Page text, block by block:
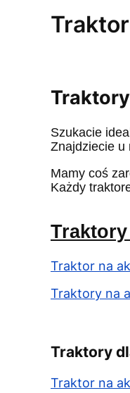
Szukacie
Znajdziecie u
Mamy coś
Każdy
Traktor na
Traktory na
Traktory
Traktor na